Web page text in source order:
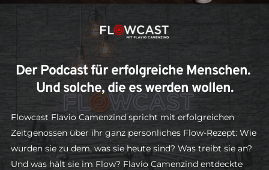
Der Podcast für erfolgreiche Menschen.
Und solche, die es werden wollen.
Flowcast Flavio Camenzind spricht mit erfolgreichen
Zeitgenossen über ihr ganz persönliches Flow-Rezept: Wie
wurden sie zu dem, was sie heute sind? Was treibt sie an?
Und was hält sie im Flow? Flavio Camenzind entdeckte